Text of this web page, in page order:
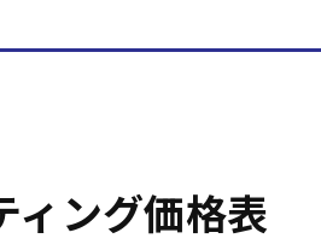
ィング価格表